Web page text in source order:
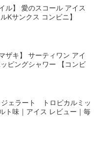
ル】 愛のスコール アイス
Kサンクス コンビニ】
ザキ】 サーティワン アイ
ピングシャワー 【コンビ
ジェラート トロピカルミッ
ト味｜アイス レビュー｜毎